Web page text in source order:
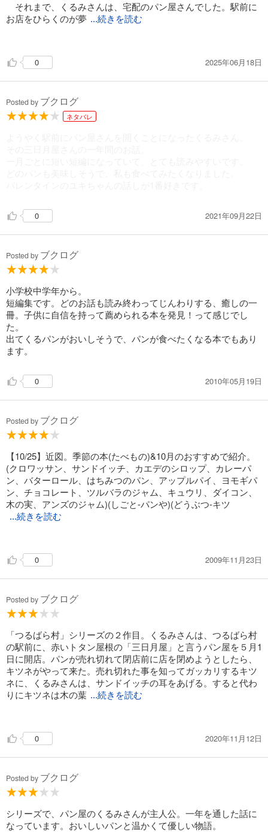
それまで、くるみさんは、宅配のパン屋さんでした。駅前に
お店をひらくのが夢 ...続きを読む
「三日月屋」の一年を描いた童話です。
もちろん、お客さんは、精霊や動物たちもやって来ます。
キツネのパン
カッパのパン
ウサギのパン
バレンタインデーのパン
春風のパン
あとがき
なパンを食べました。
めずらしいパンのことを知ると、電車で、わざわざ買いに
でかけたりもしました。』と、あとがきに綴られています。
くるみさんが作る『三日月パン』は、クロワッサンのことな
のも、紹介されています。
動物や精霊の魔法のかかったパンの味が気になりますね。
したくなります。
物語は、まだまだ続くようですから、楽しみです。
もちろん、中村悦子さんの、可愛らしいほのぼのした絵も楽
しみの一つです(=^ェ^=)
0 2025年06月18日
Posted by ブクログ
ネタバレ
0 2021年09月22日
Posted by ブクログ
小学校中学年から。
短編集です。どのお話も読み終わってじんわりする、癒しの一
冊。子供に自信を持って薦められる本を発見！って感じでし
た。
出てくるパンがおいしそうで、パンが食べたくなる本でもあり
ます。
0 2010年05月19日
Posted by ブクログ
【10/25】近図。季節の本(たべもの)&10月のおすすめで紹介。
(クロワッサン、サンドイッチ、カエデのシロップ、カレーパ
ン、バターロール、はちみつのパン、アップルパイ、ヨモギパ
ン、チョコレート、ツルバラのジャム、キュウリ、ダイコン、
木の実、アンズのジャム)(しごと-パンや)(どうぶつ-キツ
...続きを読む
(四季)(シリーズ・2)。おすすめ(３年生)。F中学年～
0 2009年11月23日
Posted by ブクログ
「つるばら村」シリーズの２作目。くるみさんは、つるばら村
の駅前に、赤いトタン屋根の「三日月屋」と言うパン屋を５月1
日に開店。パンが売れ切れて閉店前に店を閉めようとしたら、
キツネがやって来た。売れ切れた事を知ってガッカリするキツ
ネに、くるみさんは、サンドイッチの耳をあげる。すると代わ
りにキツネは木の葉 ...続きを読む
三日月屋の開店した5月から、約1年間の話。季節季節に、擬人
わりに、くるみさんが幸せになるものを置いて行ってくれる。
いが、くるみさんの優しさと、来客の可愛いさは、読み手をほ
んわかと温かい気持ちにさせる。疲れてまったりしたい大人
0 2020年11月12日
Posted by ブクログ
シリーズで、パン屋のくるみさんが主人公。一年を通した話に
なっています。おいしいパンと温かくて優しい物語。